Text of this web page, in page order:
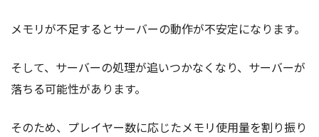
メモリが不足するとサーバーの動作が不安定になります。
そして、サーバーの処理が追いつかなくなり、サーバーが
落ちる可能性があります。
そのため、プレイヤー数に応じたメモリ使用量を割り振り